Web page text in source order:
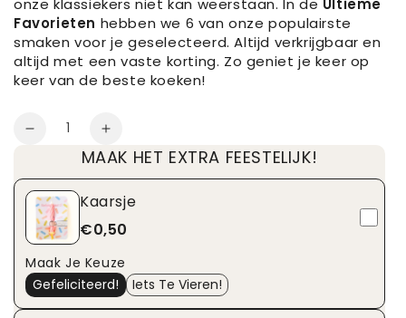
onze klassiekers niet kan weerstaan. In de Ultieme
Favorieten hebben we 6 van onze populairste
smaken voor je geselecteerd. Altijd verkrijgbaar en
altijd met een vaste korting. Zo geniet je keer op
keer van de beste koeken!
Aantal
Aantal
verminderen
voor
Ultieme
Favorieten
6
heerlijke
smaken
Verhoog
het
aantal
voor
Ultieme
Favorieten
6
heerlijke
smaken
MAAK HET EXTRA FEESTELIJK!
Kaarsje
€0,50
Maak Je Keuze
Gefeliciteerd!
Iets Te Vieren!